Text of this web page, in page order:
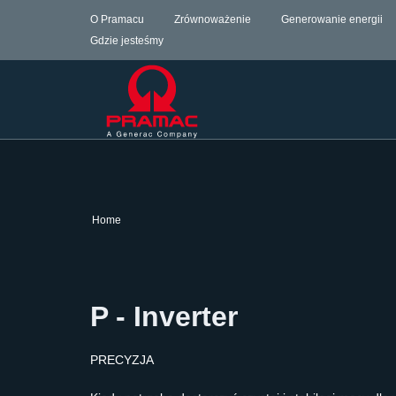
O Pramacu Zrównoważenie Generowanie energii
Gdzie jesteśmy
Home
P - Inverter
PRECYZJA